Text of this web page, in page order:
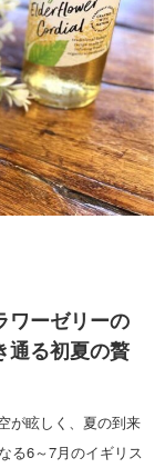
ワーゼリーの
通る初夏の贅
が眩しく、夏の到来
る6～7月のイギリス